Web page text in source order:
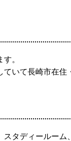
。
いて長崎市在住
スタディールー